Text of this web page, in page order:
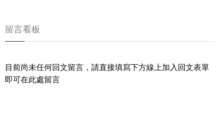
留言看板
目前尚未任何回文留言，請直接填寫下方線上加入回文表單
即可在此處留言